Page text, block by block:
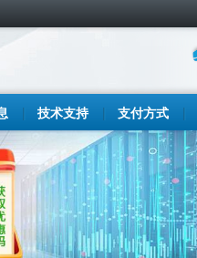
技术支持 支付方式